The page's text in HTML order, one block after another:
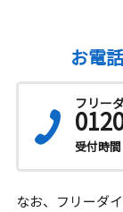
お電
フリー
受付時間
なお、フリーダ